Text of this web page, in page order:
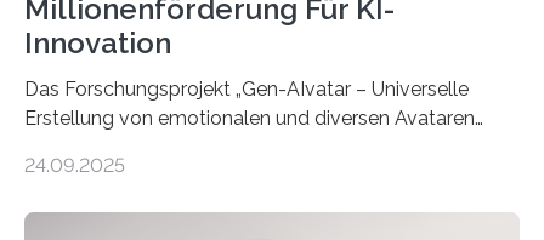
Millionenförderung Für KI-
Innovation
Das Forschungsprojekt „Gen-AIvatar – Universelle
Erstellung von emotionalen und diversen Avataren
Förderung in Höhe von rund 2 Millionen Euro. Dabei
24.09.2025